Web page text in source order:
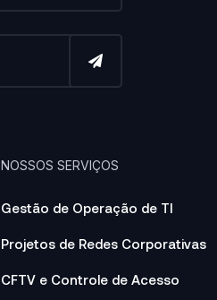
NOSSOS SERVIÇOS
Gestão de Operação de TI
Projetos de Redes Corporativas
CFTV e Controle de Acesso